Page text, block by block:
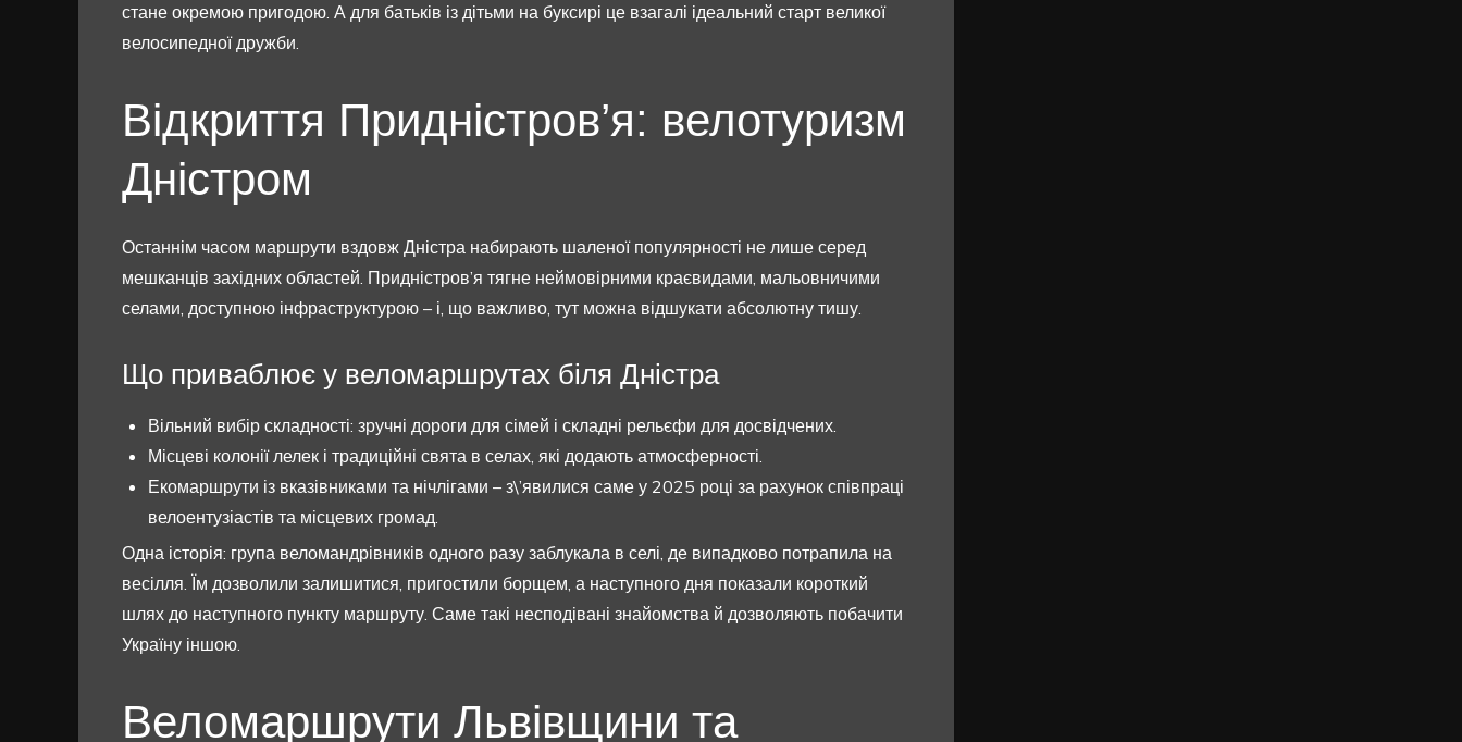
стане окремою пригодою. А для батьків із дітьми на буксирі це взагалі ідеальний старт великої
велосипедної дружби.
Відкриття Придністров’я: велотуризм
Дністром
Останнім часом маршрути вздовж Дністра набирають шаленої популярності не лише серед
мешканців західних областей. Придністров’я тягне неймовірними краєвидами, мальовничими
селами, доступною інфраструктурою – і, що важливо, тут можна відшукати абсолютну тишу.
Що приваблює у веломаршрутах біля Дністра
Вільний вибір складності: зручні дороги для сімей і складні рельєфи для досвідчених.
Місцеві колонії лелек і традиційні свята в селах, які додають атмосферності.
Екомаршрути із вказівниками та нічлігами – з\’явилися саме у 2025 році за рахунок співпраці
велоентузіастів та місцевих громад.
Одна історія: група веломандрівників одного разу заблукала в селі, де випадково потрапила на
весілля. Їм дозволили залишитися, пригостили борщем, а наступного дня показали короткий
шлях до наступного пункту маршруту. Саме такі несподівані знайомства й дозволяють побачити
Україну іншою.
Веломаршрути Львівщини та